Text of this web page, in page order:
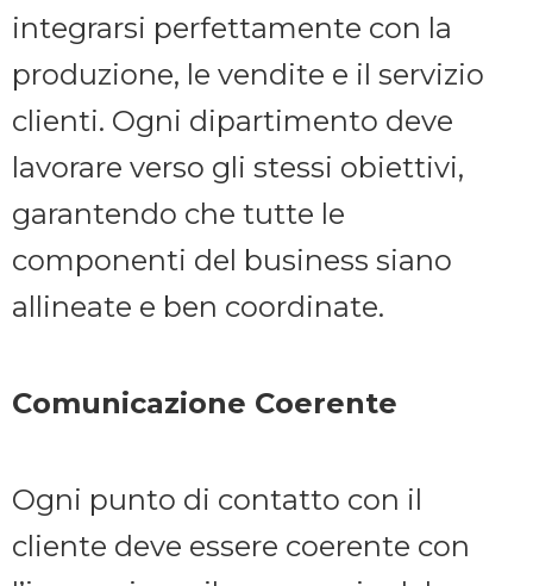
integrarsi perfettamente con la
produzione, le vendite e il servizio
clienti. Ogni dipartimento deve
lavorare verso gli stessi obiettivi,
garantendo che tutte le
componenti del business siano
allineate e ben coordinate.
Comunicazione Coerente
Ogni punto di contatto con il
cliente deve essere coerente con